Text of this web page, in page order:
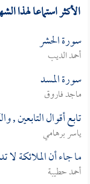
الأكثر استماعا لهذا
سورة الحشر
أحمد الديب
سورة المسد
ماجد فاروق
تابع أقوال التابعين ,
ياسر برهامي
ما جاء أن الملائكة
أحمد حطيبة